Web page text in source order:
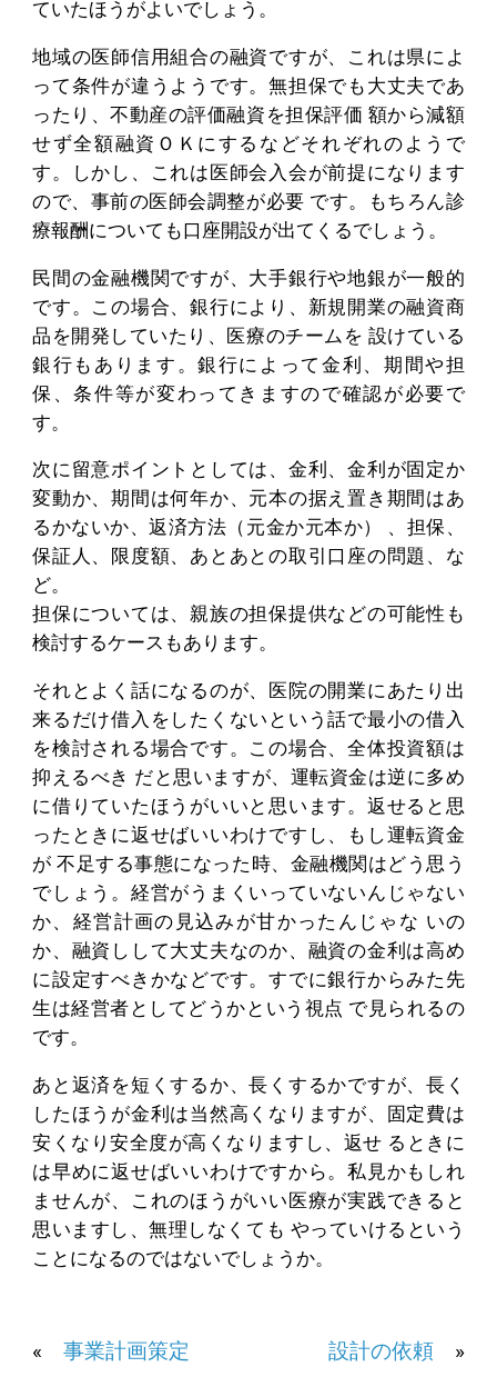
ていたほうがよいでしょう。
地域の医師信用組合の融資ですが、これは県によ
って条件が違うようです。無担保でも大丈夫であ
ったり、不動産の評価融資を担保評価 額から減額
せず全額融資ＯＫにするなどそれぞれのようで
す。しかし、これは医師会入会が前提になります
ので、事前の医師会調整が必要 です。もちろん診
療報酬についても口座開設が出てくるでしょう。
民間の金融機関ですが、大手銀行や地銀が一般的
です。この場合、銀行により、新規開業の融資商
品を開発していたり、医療のチームを 設けている
銀行もあります。銀行によって金利、期間や担
保、条件等が変わってきますので確認が必要で
す。
次に留意ポイントとしては、金利、金利が固定か
変動か、期間は何年か、元本の据え置き期間はあ
るかないか、返済方法（元金か元本か） 、担保、
保証人、限度額、あとあとの取引口座の問題、な
ど。
担保については、親族の担保提供などの可能性も
検討するケースもあります。
それとよく話になるのが、医院の開業にあたり出
来るだけ借入をしたくないという話で最小の借入
を検討される場合です。この場合、全体投資額は
抑えるべき だと思いますが、運転資金は逆に多め
に借りていたほうがいいと思います。返せると思
ったときに返せばいいわけですし、もし運転資金
が 不足する事態になった時、金融機関はどう思う
でしょう。経営がうまくいっていないんじゃない
か、経営計画の見込みが甘かったんじゃな いの
か、融資しして大丈夫なのか、融資の金利は高め
に設定すべきかなどです。すでに銀行からみた先
生は経営者としてどうかという視点 で見られるの
です。
あと返済を短くするか、長くするかですが、長く
したほうが金利は当然高くなりますが、固定費は
安くなり安全度が高くなりますし、返せ るときに
は早めに返せばいいわけですから。私見かもしれ
ませんが、これのほうがいい医療が実践できると
思いますし、無理しなくても やっていけるという
ことになるのではないでしょうか。
«事業計画策定 設計の依頼»